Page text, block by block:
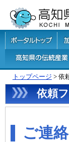
トップページ > 依
依頼
ご連